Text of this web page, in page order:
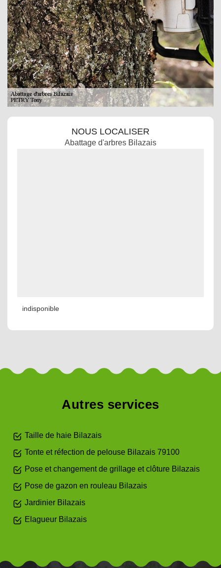
NOUS LOCALISER
Abattage d'arbres Bilazais
indisponible
Autres services
Taille de haie Bilazais
Tonte et réfection de pelouse Bilazais 79100
Pose et changement de grillage et clôture Bilazais
Pose de gazon en rouleau Bilazais
Jardinier Bilazais
Elagueur Bilazais